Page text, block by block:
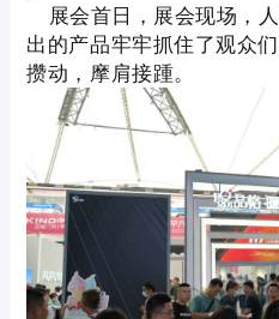
展会首日，展会现场，
出的产品牢牢抓住了观众
攒动，摩肩接踵。